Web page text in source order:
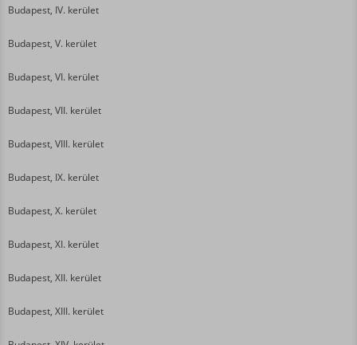
Budapest, IV. kerület
Budapest, V. kerület
Budapest, VI. kerület
Budapest, VII. kerület
Budapest, VIII. kerület
Budapest, IX. kerület
Budapest, X. kerület
Budapest, XI. kerület
Budapest, XII. kerület
Budapest, XIII. kerület